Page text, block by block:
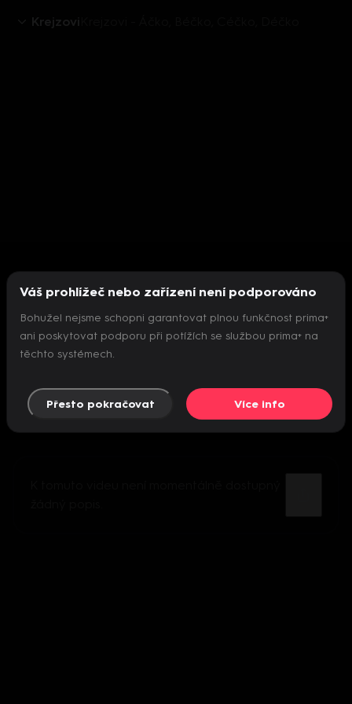
Krejzovi
Nepodařilo se inicializovat přehrávač
Váš prohlížeč nebo zařízení není podporováno
Bohužel nejsme schopni garantovat plnou funkčnost prima+
ani poskytovat podporu při potížích se službou prima+ na
těchto systémech.
Přesto pokračovat Více info